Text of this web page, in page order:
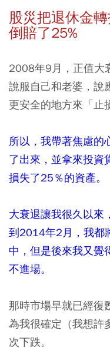
股災把退休金
倒賠了25%
2008年9月，正值大
說服自己和老婆，說
更安全的地方來「止
所以，我帶著焦慮的
了出來，並拿來投資
損失了25％的資產。
大衰退讓我很久以來
到2014年2月，我都
中，但是後來我又覺
不進場。
那時市場早就已經復
為我很確定（我想許
次下跌。